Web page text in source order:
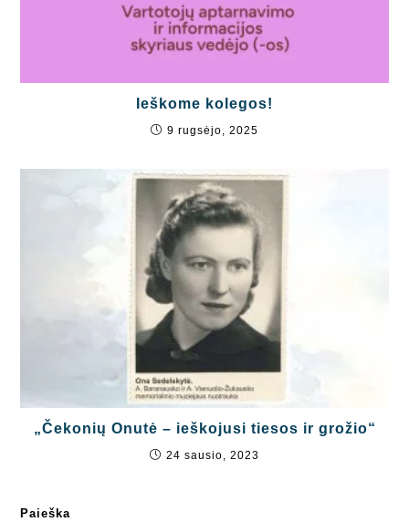
Ieškome kolegos!
9 rugsėjo, 2025
„Čekonių Onutė – ieškojusi tiesos ir grožio“
24 sausio, 2023
Paieška